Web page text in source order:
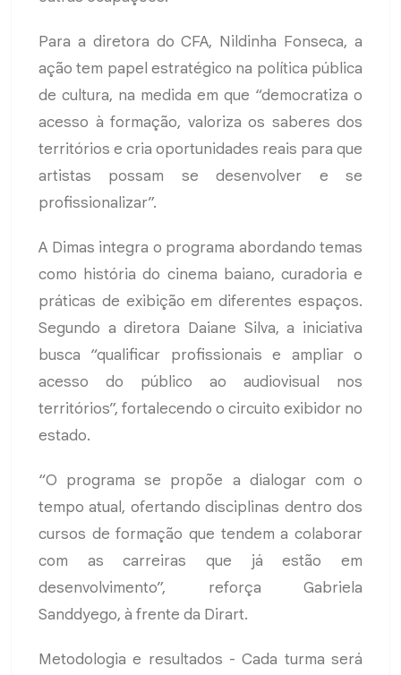
Para a diretora do CFA, Nildinha Fonseca, a
ação tem papel estratégico na política pública
de cultura, na medida em que “democratiza o
acesso à formação, valoriza os saberes dos
territórios e cria oportunidades reais para que
artistas possam se desenvolver e se
profissionalizar”.
A Dimas integra o programa abordando temas
como história do cinema baiano, curadoria e
práticas de exibição em diferentes espaços.
Segundo a diretora Daiane Silva, a iniciativa
busca “qualificar profissionais e ampliar o
acesso do público ao audiovisual nos
territórios”, fortalecendo o circuito exibidor no
estado.
“O programa se propõe a dialogar com o
tempo atual, ofertando disciplinas dentro dos
cursos de formação que tendem a colaborar
com as carreiras que já estão em
desenvolvimento”, reforça Gabriela
Sanddyego, à frente da Dirart.
Metodologia e resultados - Cada turma será